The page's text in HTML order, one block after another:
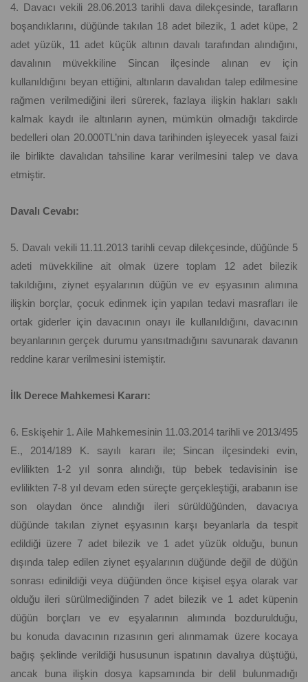
4. Davacı vekili 28.06.2013 tarihli dava dilekçesinde, tarafların
boşandıklarını, düğünde takılan 18 adet bilezik, 1 adet küpe, 2
adet yüzük, 11 adet küçük altının davalı tarafından alındığını,
davalının müvekkiline Sincan ilçesinde alınan ev için
kullanıldığını beyan ettiğini, altınların davalıdan talep edilmesine
rağmen verilmediğini ileri sürerek, fazlaya ilişkin hakları saklı
kalmak kaydı ile altınların aynen, mümkün olmadığı takdirde
bedelleri olan 20.000TL’nin dava tarihinden işleyecek yasal faizi
ile birlikte davalıdan tahsiline karar verilmesini talep ve dava
etmiştir.
Davalı Cevabı:
5. Davalı vekili 11.11.2013 tarihli cevap dilekçesinde, düğünde 5
adeti müvekkiline ait olmak üzere toplam 12 adet bilezik
takıldığını, ziynet eşyalarının düğün ve ev eşyasının alımına
ilişkin borçlar, çocuk edinmek için yapılan tedavi masrafları ile
ortak giderler için davacının onayı ile kullanıldığını, davacının
beyanlarının gerçek durumu yansıtmadığını savunarak davanın
reddine karar verilmesini istemiştir.
İlk Derece Mahkemesi Kararı:
6. Eskişehir 1. Aile Mahkemesinin 11.03.2014 tarihli ve 2013/495
E., 2014/189 K. sayılı kararı ile; Sincan ilçesindeki evin,
evlilikten 1-2 yıl sonra alındığı, tüp bebek tedavisinin ise
evlilikten 7-8 yıl devam eden süreçte gerçekleştiği, arabanın ise
son olaydan önce alındığı ileri sürüldüğünden, davacıya
düğünde takılan ziynet eşyasının karşı beyanlarla da tespit
edildiği üzere 7 adet bilezik ve 1 adet yüzük olduğu, bunun
dışında talep edilen ziynet eşyalarının düğünde değil de düğün
sonrası edinildiği veya düğünden önce kişisel eşya olarak var
olduğu ileri sürülmediğinden 7 adet bilezik ve 1 adet küpenin
düğün borçları ve ev eşyalarının alımında bozdurulduğu,
bu konuda davacının rızasının geri alınmamak üzere kocaya
bağış şeklinde verildiği hususunun ispatının davalıya düştüğü,
ancak buna ilişkin dosya kapsamında bir delil bulunmadığı